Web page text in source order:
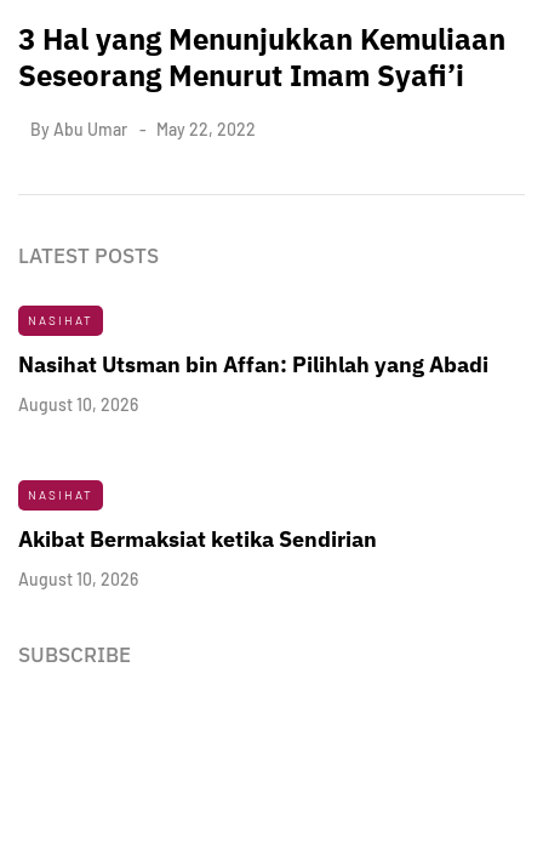
3 Hal yang Menunjukkan Kemuliaan
Seseorang Menurut Imam Syafi’i
By Abu Umar May 22, 2022
LATEST POSTS
NASIHAT
Nasihat Utsman bin Affan: Pilihlah yang Abadi
August 10, 2026
NASIHAT
Akibat Bermaksiat ketika Sendirian
August 10, 2026
SUBSCRIBE